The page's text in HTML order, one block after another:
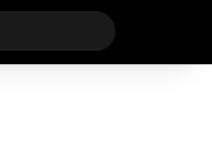
Buscar
por